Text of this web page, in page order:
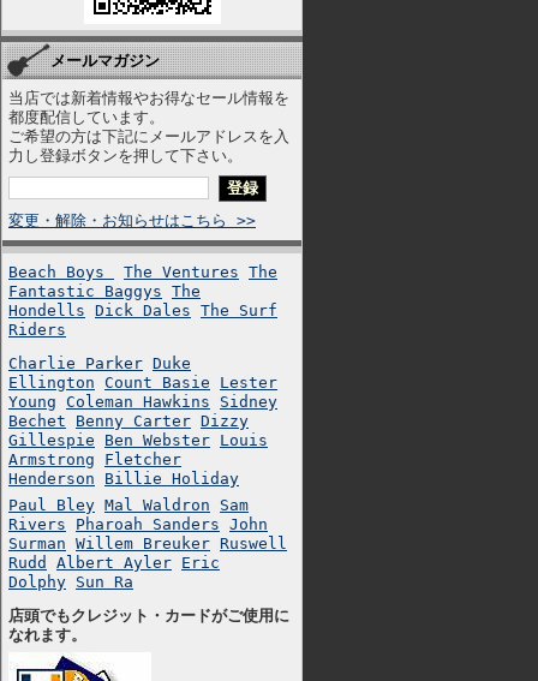
メールマガジン
当店では新着情報やお得なセール情報を
都度配信しています。
ご希望の方は下記にメールアドレスを入
力し登録ボタンを押して下さい。
変更・解除・お知らせはこちら >>
Beach Boys The Ventures The
Fantastic Baggys The
Hondells Dick Dales The Surf
Riders
Charlie Parker Duke
Ellington Count Basie
Lester
Young Coleman Hawkins
Sidney
Bechet
Benny Carter Dizzy
Gillespie
Ben Webster Louis
Armstrong
Fletcher
Henderson
Billie Holiday
Paul Bley Mal Waldron
Sam
Rivers
Pharoah Sanders John
Surman Willem Breuker Ruswell
Rudd
Albert Ayler Eric
Dolphy Sun Ra
店頭でもクレジット・カードがご使用に
なれます。